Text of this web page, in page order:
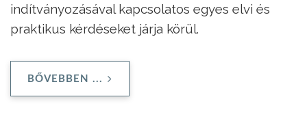
indítványozásával kapcsolatos egyes elvi és
praktikus kérdéseket járja körül.
BŐVEBBEN ...